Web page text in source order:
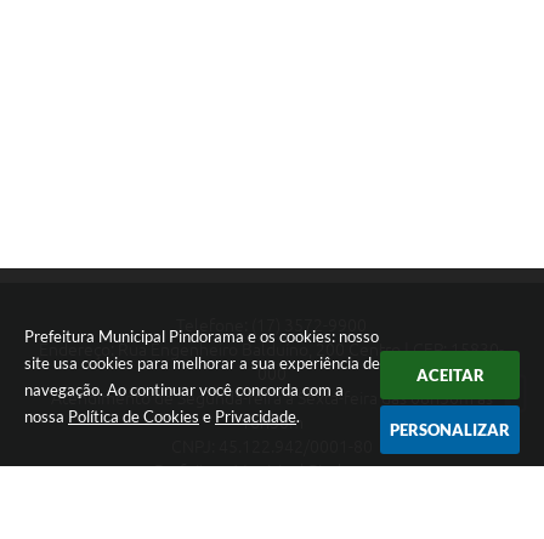
Prefeitura Municipal Pindorama e os cookies: nosso
site usa cookies para melhorar a sua experiência de
navegação. Ao continuar você concorda com a
nossa Política de Cookies e Privacidade.
ACEITAR
PERSONALIZAR
Endereço: Rua Engenheiro Balduíno, 200 Centro | CEP: 15830-
000
Atendimento de Segunda-feira a Sexta-feira das 08h30m as
16h30m
Prefeitura Municipal Pindorama